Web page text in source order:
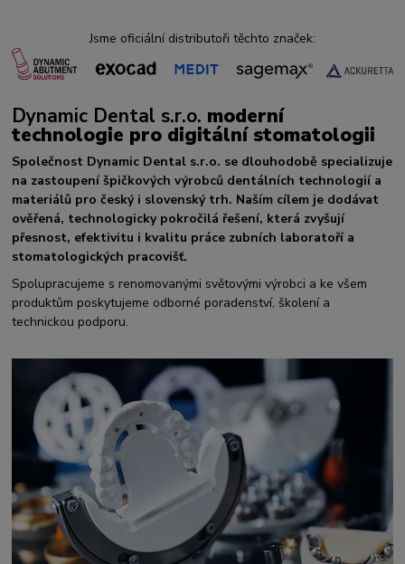
Jsme oficiální distributoři těchto značek:
Dynamic Dental s.r.o. moderní
technologie pro digitální stomatologii
Společnost Dynamic Dental s.r.o. se dlouhodobě specializuje
na zastoupení špičkových výrobců dentálních technologií a
materiálů pro český i slovenský trh. Naším cílem je dodávat
ověřená, technologicky pokročilá řešení, která zvyšují
přesnost, efektivitu i kvalitu práce zubních laboratoří a
stomatologických pracovišť.
Spolupracujeme s renomovanými světovými výrobci a ke všem
produktům poskytujeme odborné poradenství, školení a
technickou podporu.